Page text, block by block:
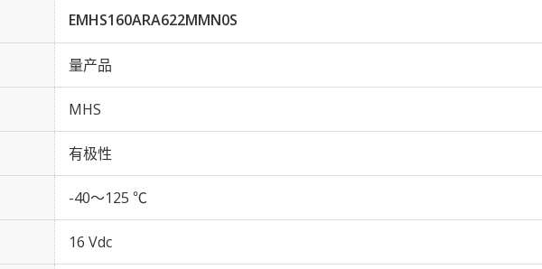
EMHS160ARA622MMN0S
量产品
MHS
有极性
-40～125 ℃
16 Vdc